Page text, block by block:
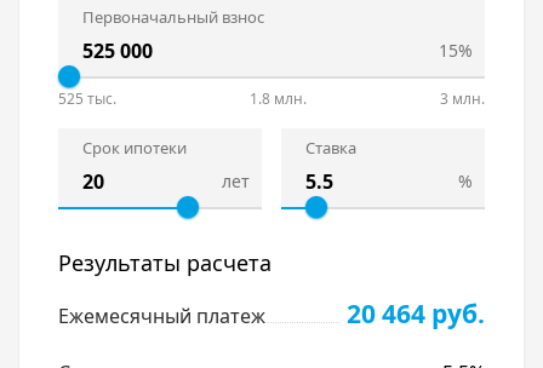
Первоначальный взнос
15%
525 тыс. 1.8 млн. 3 млн.
Срок ипотеки
лет
Ставка
%
Результаты расчета
Ежемесячный платеж 20 464 руб.